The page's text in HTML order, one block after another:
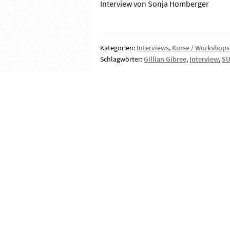
Interview von Sonja Homberger
Kategorien: Interviews, Kurse / Workshops
Schlagwörter:Gillian Gibree, Interview,